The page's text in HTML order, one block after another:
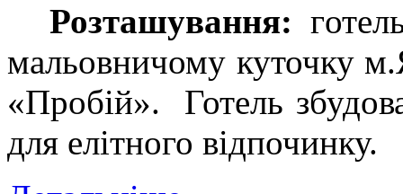
Розташування: г
мальовничому куточку
«Пробій». Готель
для елітного відпочинку.